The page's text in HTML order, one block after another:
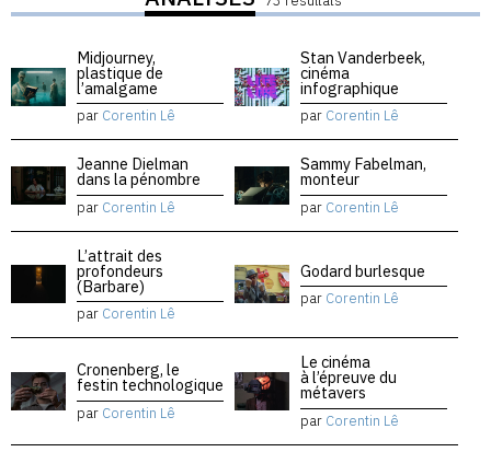
Midjourney,
plastique de
l’amalgame
par Corentin Lê
Stan Vanderbeek,
cinéma
infographique
par Corentin Lê
Jeanne Dielman
dans la pénombre
par Corentin Lê
Sammy Fabelman,
monteur
par Corentin Lê
L’attrait des
profondeurs
(Barbare)
par Corentin Lê
Godard burlesque
par Corentin Lê
Cronenberg, le
festin technologique
par Corentin Lê
Le cinéma
à l’épreuve du
métavers
par Corentin Lê